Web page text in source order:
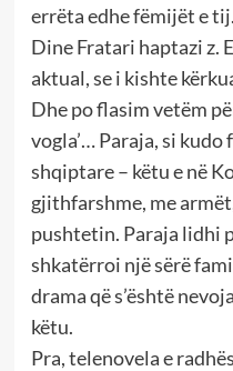
errëta edhe fëmijët e
Dine Fratari haptazi z.
aktual, se i kishte
Dhe po flasim vetëm
vogla’… Paraja, si
shqiptare – këtu e në
gjithfarshme, me
pushtetin. Paraja lidhi
shkatërroi një sërë
drama që s’është
këtu.
Pra, telenovela e